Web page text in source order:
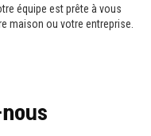
équipe est prête à vous
maison ou votre entreprise.